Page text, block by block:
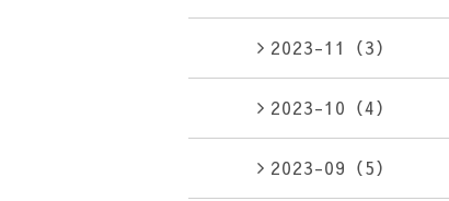
2023-11（3）
2023-10（4）
2023-09（5）